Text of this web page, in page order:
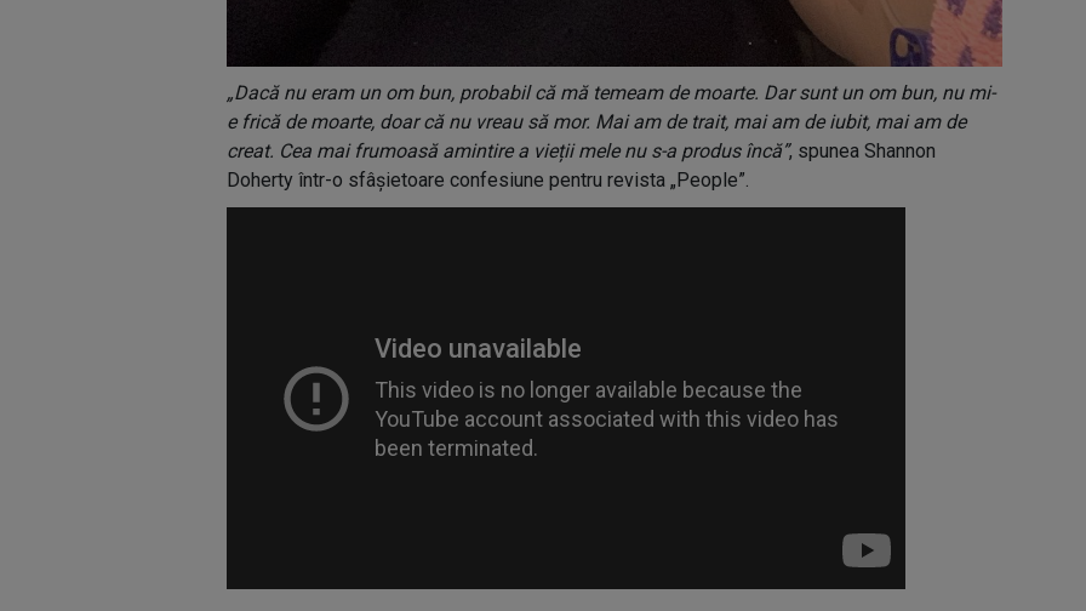
„Dacă nu eram un om bun, probabil că mă temeam de moarte. Dar sunt un om bun, nu mi-
e frică de moarte, doar că nu vreau să mor. Mai am de trait, mai am de iubit, mai am de
creat. Cea mai frumoasă amintire a vieții mele nu s-a produs încă”, spunea Shannon
Doherty într-o sfâșietoare confesiune pentru revista „People”.